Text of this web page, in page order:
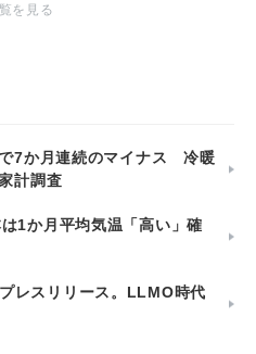
を見る
7か月連続のマイナス 冷暖
計調査
1か月平均気温「高い」確
レスリリース。LLMO時代